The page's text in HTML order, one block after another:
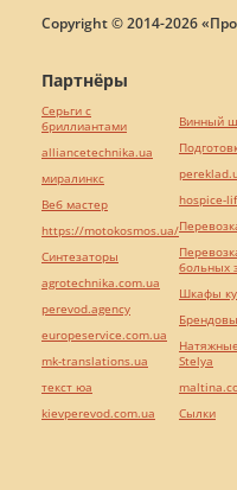
Copyright © 2014-2026
Партнёры
Серьги с
бриллиантами
alliancetechnika.ua
миралинкс
Веб мастер
https://motokosmos.ua/
Синтезаторы
agrotechnika.com.ua
perevod.agency
europeservice.com.ua
mk-translations.ua
текст юа
kievperevod.com.ua
Винный
hospice-
больных
Шкафы
Stelya
Cылки